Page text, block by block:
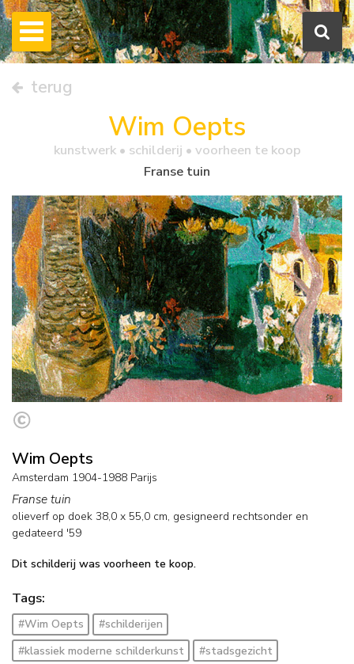
terug
Wim Oepts
kunstwerk • schilderij • voorheen te koop
Franse tuin
Wim Oepts
Amsterdam 1904-1988 Parijs
Franse tuin
olieverf op doek 38,0 x 55,0 cm, gesigneerd rechtsonder en
gedateerd '59
Dit schilderij was voorheen te koop.
Tags:
#Wim Oepts
#schilderijen
#klassiek moderne schilderkunst
#stadsgezicht